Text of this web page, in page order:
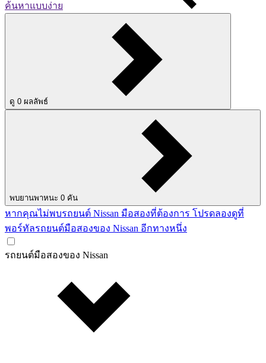
ค้นหาแบบง่าย
ดู 0 ผลลัพธ์
พบยานพาหนะ 0 คัน
หากคุณไม่พบรถยนต์ Nissan มือสองที่ต้องการ โปรดลองดูที่
พอร์ทัลรถยนต์มือสองของ Nissan อีกทางหนึ่ง
รถยนต์มือสองของ Nissan